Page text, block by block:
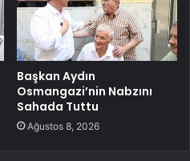
Başkan Aydın
Osmangazi’nin Nabzını
Sahada Tuttu
Ağustos 8, 2026